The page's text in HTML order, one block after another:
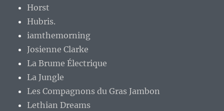
Horst
Hubris.
iamthemorning
Josienne Clarke
La Brume Électrique
La Jungle
Les Compagnons du Gras Jambon
Lethian Dreams